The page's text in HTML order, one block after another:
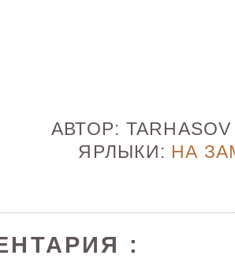
АВТОР:
ЯРЛЫКИ: НА
: